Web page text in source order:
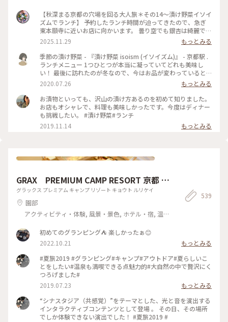
【秋深まる京都の穴場を回る大人旅＊その14〜漬け野菜イソイ
ズムでランチ】 予約したランチ時間が迫ってきたので、急ぎ
東本願寺に近いお店に向かいます。 曇り空でも銀杏は綺麗で
す。 色づきがまだまばらでした。（5枚め） 「漬け野菜イソイ
ズム」さんで、野菜を楽しくアレンジしたランチプレートと季
節の炊き込みご飯のセットを食べました。 これにスープが付
いて2000円と、カジュアルなのにワクワク美味しいランチで
嬉しいです。（写真左に料理の説明シートあり）（3枚め） こ
の日は、ぶりと九条ネギの炊き込みご飯でした。（トップ＆2
枚め、かき混ぜた後はお腹もぐぅぐぅ（笑） ぶりの脂っこさ
はなく、さらりとしていて、お茶碗2杯がペロリ！ 家でも再現
したくなる美味しさです。 お次は何処へ行こう？ 食べなが
ら、最終2候補に絞られました。 この店は人気なので、要予約
です。（70分制） #秋の装い #ユーザーさんと京都散歩 #漬
け野菜イソイズム #穴場な京都 #京都 #美味しいは幸せ #炊
2025.11.29
もっとみる
季節の漬け野菜 - 『漬け野菜 isoism (イソイズム)』 - 京都駅 .
ランチメニュー 1つひとつが本当に凝っていてどれも美味し
い！ 最後に訪れたのが冬なので、今はお品が変わっていると
思います𓋪 また京都劇場で観劇時に行かせて頂きます☺︎ .
2020.07.26
もっとみる
お漬物といっても、沢山の漬け方あるのを初めて知りました。
お店もオシャレで、料理も美味しかったです。今度はディナー
も挑戦したい。 #漬け野菜#ランチ
2019.11.14
もっとみる
GRAX PREMIUM CAMP RESORT 京都 る
り渓
グラックス プレミアム キャンプ リゾート キョウト ルリケイ
園部
アクティビティ・体験, 風景・景色, ホテル・宿, 温
539
初めてのグランピング⛺️ 楽しかったぁ😊
2022.10.21
もっとみる
#夏旅2019 #グランピング#キャンプ#アウトドア#夏らしいこ
とをしたい#温泉も満喫できる点魅力的#大自然の中で贅沢にく
つろげました#
2019.07.23
もっとみる
“シナスタジア（共感覚）”をテーマとした、光と音を演出する
インタラクティブコンテンツとして登場 。 その日、その場所
でしか体験できない演出でした！ #夏旅2019 #